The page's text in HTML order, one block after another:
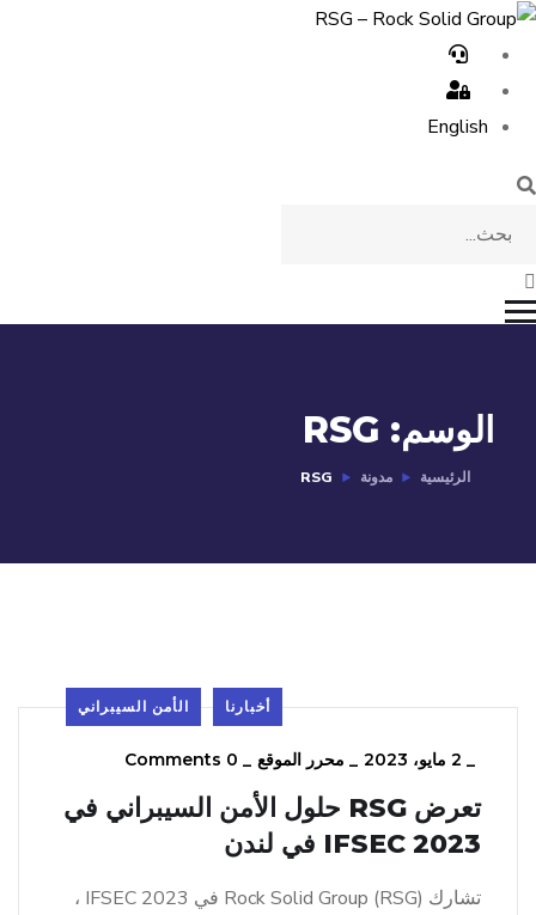
English
الوسم: RSG
الرئيسية مدونة RSG
أخبارنا الأمن السيبراني
_ 2 مايو، 2023 _ محرر الموقع _
0 Comments
تعرض RSG حلول الأمن السيبراني في
IFSEC 2023 في لندن
تشارك Rock Solid Group (RSG) في IFSEC 2023 ،